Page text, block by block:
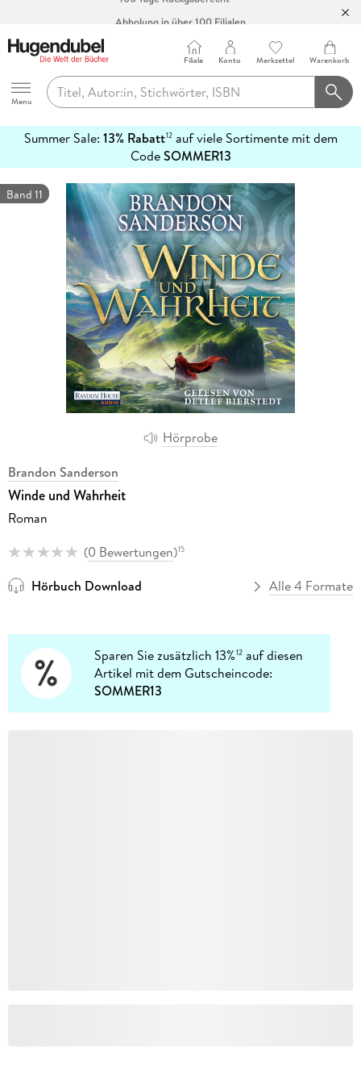
Hugendubel
Menu
Filiale Konto Merkzettel Warenkorb
Summer Sale: 13% Rabatt12auf viele Sortimente mit dem
CodeSOMMER13
erfahren
Hörprobe
Band 11
Brandon Sanderson
Winde und Wahrheit
Roman
(0 Bewertungen)15
Hörbuch Download Alle 4 Formate
Sparen Sie zusätzlich 13%12 auf diesen
Artikel mit dem Gutscheincode:
SOMMER13